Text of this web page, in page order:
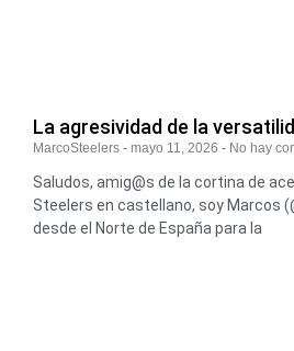
La agresividad de la
MarcoSteelers mayo 11, 2026 No hay
Saludos, amig@s de la cortina de
Steelers en castellano, soy Marcos
desde el Norte de España para la